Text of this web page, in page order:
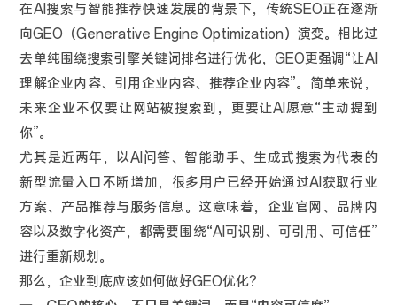
在AI搜索与智能推荐快速发展的背景下，传统SEO正在逐渐
向GEO（Generative Engine Optimization）演变。相比过
去单纯围绕搜索引擎关键词排名进行优化，GEO更强调“让AI
理解企业内容、引用企业内容、推荐企业内容”。简单来说，
未来企业不仅要让网站被搜索到，更要让AI愿意“主动提到
你”。
尤其是近两年，以AI问答、智能助手、生成式搜索为代表的
新型流量入口不断增加，很多用户已经开始通过AI获取行业
方案、产品推荐与服务信息。这意味着，企业官网、品牌内
容以及数字化资产，都需要围绕“AI可识别、可引用、可信任”
进行重新规划。
那么，企业到底应该如何做好GEO优化？